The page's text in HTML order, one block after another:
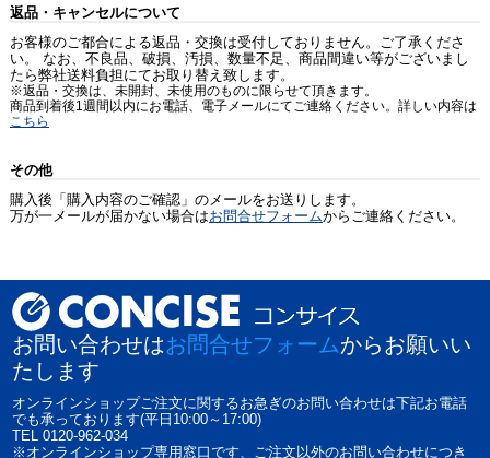
返品・キャンセルについて
お客様のご都合による返品・交換は受付しておりません。ご了承くださ
い。 なお、不良品、破損、汚損、数量不足、商品間違い等がございまし
たら弊社送料負担にてお取り替え致します。
※返品・交換は、未開封、未使用のものに限らせて頂きます。
商品到着後1週間以内にお電話、電子メールにてご連絡ください。詳しい内容は
こちら
その他
購入後「購入内容のご確認」のメールをお送りします。
万が一メールが届かない場合はお問合せフォームからご連絡ください。
お問い合わせはお問合せフォームからお願いい
たします
オンラインショップご注文に関するお急ぎのお問い合わせは下記お電話
でも承っております(平日10:00～17:00)
TEL 0120-962-034
※オンラインショップ専用窓口です、ご注文以外のお問い合わせにつき